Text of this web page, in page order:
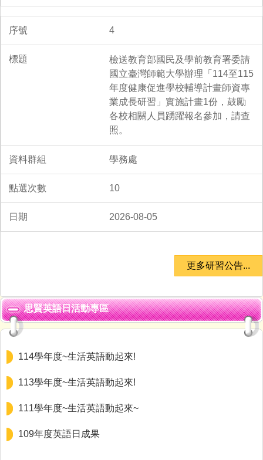
4
檢送教育部國民及學前教育署委請
國立臺灣師範大學辦理「114至115
年度健康促進學校輔導計畫師資專
業成長研習」實施計畫1份，鼓勵
各校相關人員踴躍報名參加，請查
照。
學務處
10
2026-08-05
更多研習公告...
思賢英語日活動專區
114學年度~生活英語動起來!
113學年度~生活英語動起來!
111學年度~生活英語動起來~
109年度英語日成果